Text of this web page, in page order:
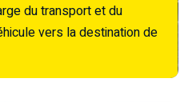
du transport et du
vers la destination de